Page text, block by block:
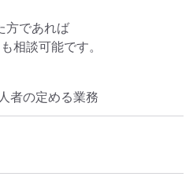
方であれば
相談可能です。
者の定める業務